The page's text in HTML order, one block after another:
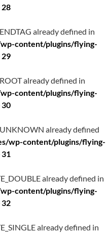
28
already defined in
content/plugins/flying-
29
already defined in
content/plugins/flying-
30
already defined
wp-content/plugins/flying-
31
already defined in
content/plugins/flying-
32
already defined in